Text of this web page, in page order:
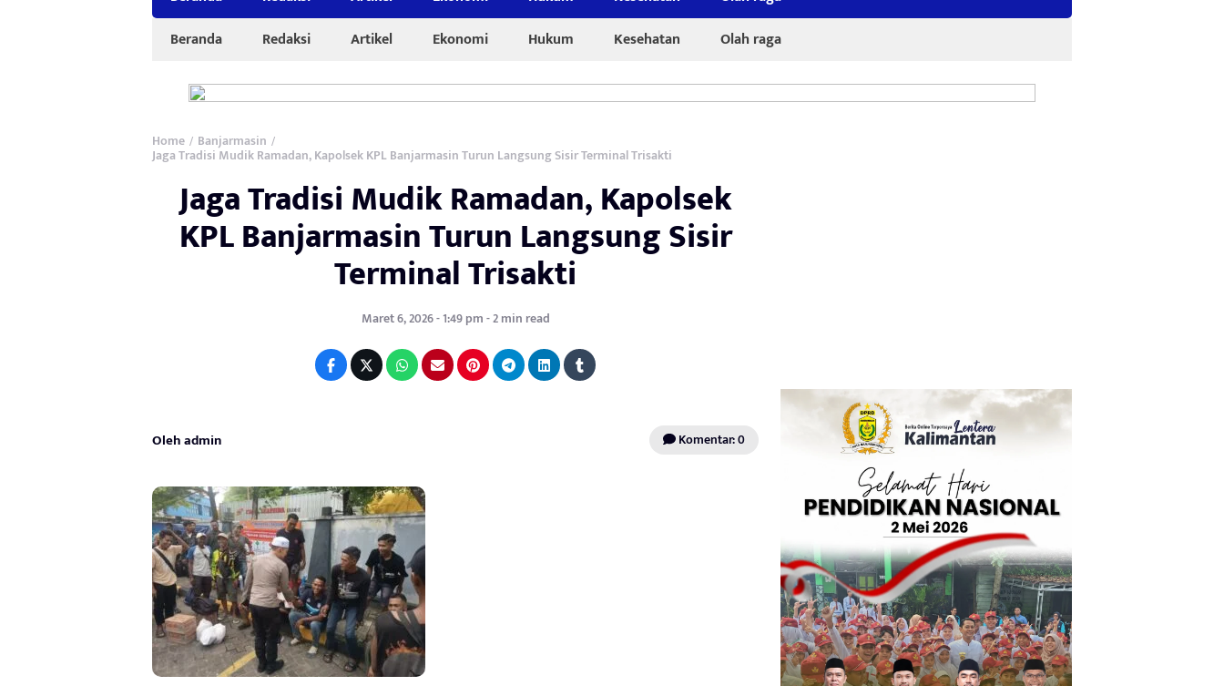
Beranda
Redaksi Artikel Ekonomi Hukum Kesehatan Olah raga
Home / Banjarmasin /
Jaga Tradisi Mudik Ramadan, Kapolsek KPL Banjarmasin Turun Langsung Sisir Terminal Trisakti
Jaga Tradisi Mudik Ramadan, Kapolsek
KPL Banjarmasin Turun Langsung Sisir
Terminal Trisakti
Maret 6, 2026 - 1:49 pm - 2 min read
Oleh admin Komentar: 0